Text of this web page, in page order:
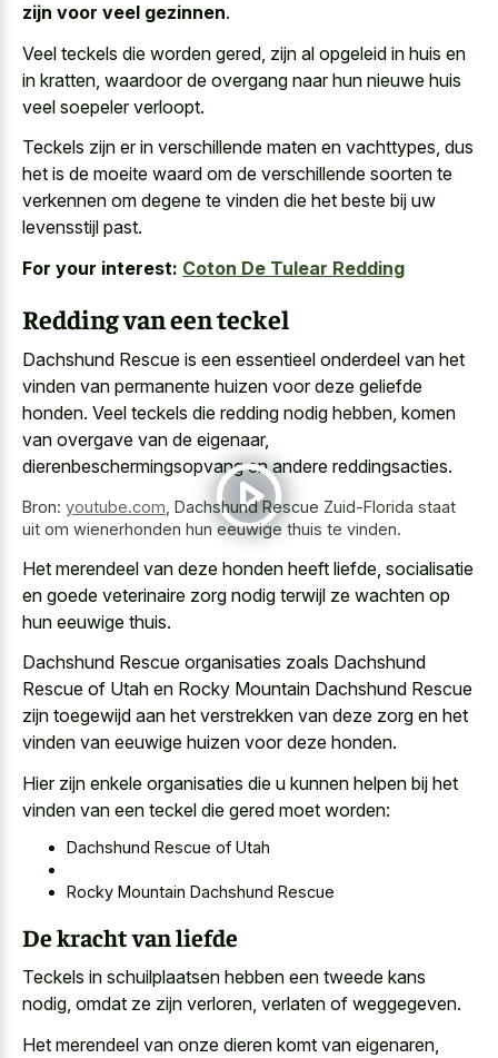
zijn voor veel gezinnen.
Veel teckels die worden gered, zijn al opgeleid in huis en
in kratten, waardoor de overgang naar hun nieuwe huis
veel soepeler verloopt.
Teckels zijn er in verschillende maten en vachttypes, dus
het is de moeite waard om de verschillende soorten te
verkennen om degene te vinden die het beste bij uw
levensstijl past.
For your interest: Coton De Tulear Redding
Redding van een teckel
Dachshund Rescue is een essentieel onderdeel van het
vinden van permanente huizen voor deze geliefde
honden. Veel teckels die redding nodig hebben, komen
van overgave van de eigenaar,
dierenbeschermingsopvang en andere reddingsacties.
Bron: youtube.com Dachshund Rescue Zuid-Florida staat
uit om wienerhonden hun eeuwige thuis te vinden.
Het merendeel van deze honden heeft liefde, socialisatie
en goede veterinaire zorg nodig terwijl ze wachten op
hun eeuwige thuis.
Dachshund Rescue organisaties zoals Dachshund
Rescue of Utah en Rocky Mountain Dachshund Rescue
zijn toegewijd aan het verstrekken van deze zorg en het
vinden van eeuwige huizen voor deze honden.
Hier zijn enkele organisaties die u kunnen helpen bij het
vinden van een teckel die gered moet worden:
Dachshund Rescue of Utah
Rocky Mountain Dachshund Rescue
De kracht van liefde
Teckels in schuilplaatsen hebben een tweede kans
nodig, omdat ze zijn verloren, verlaten of weggegeven.
Het merendeel van onze dieren komt van eigenaren,